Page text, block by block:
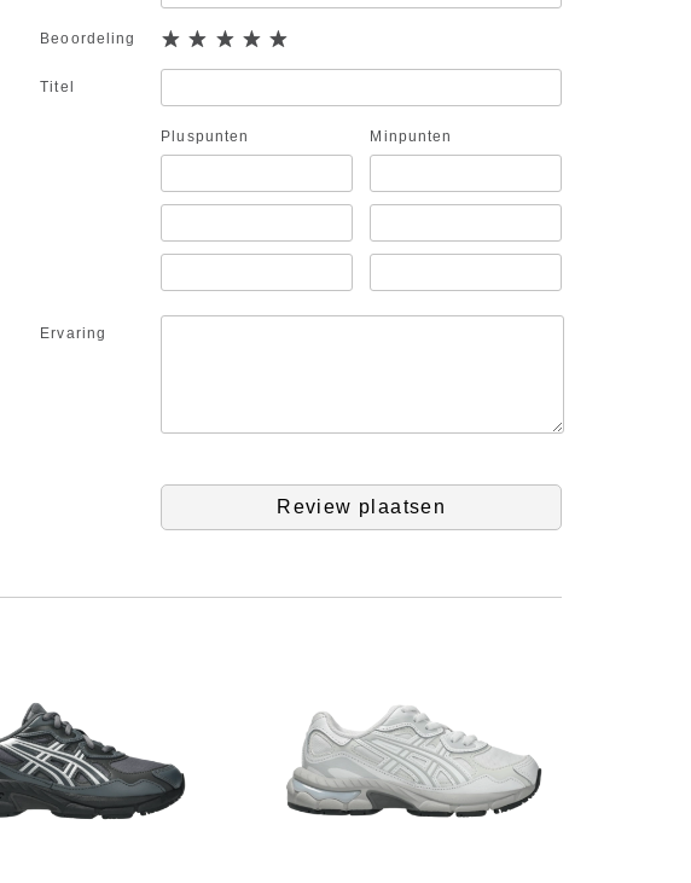
Beoordeling
Titel
Pluspunten Minpunten
Ervaring
Review plaatsen